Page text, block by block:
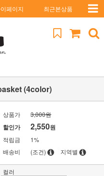
페이지 최근본상품
(4color)
상품가 3,000원
할인가 2,550원
적립금
1%
배송비
(조건) 지역별
컬러